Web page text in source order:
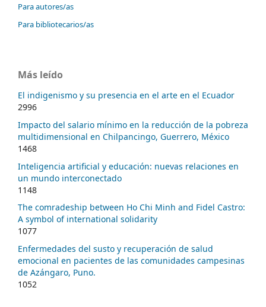
Para autores/as
Para bibliotecarios/as
Más leído
El indigenismo y su presencia en el arte en el Ecuador
2996
Impacto del salario mínimo en la reducción de la pobreza
multidimensional en Chilpancingo, Guerrero, México
1468
Inteligencia artificial y educación: nuevas relaciones en
un mundo interconectado
1148
The comradeship between Ho Chi Minh and Fidel Castro:
A symbol of international solidarity
1077
Enfermedades del susto y recuperación de salud
emocional en pacientes de las comunidades campesinas
de Azángaro, Puno.
1052